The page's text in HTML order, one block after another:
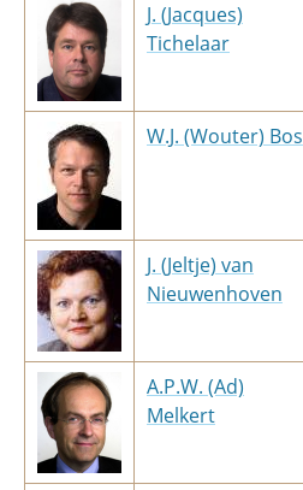
J. (Jacques)
Tichelaar
W.J. (Wouter) Bos
J. (Jeltje) van
Nieuwenhoven
A.P.W. (Ad)
Melkert